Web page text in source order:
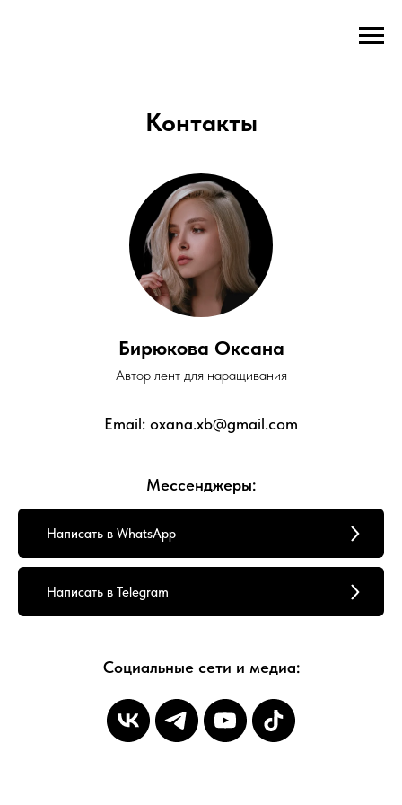
Контакты
Бирюкова Оксана
Автор лент для наращивания
Email: oxana.xb@gmail.com
Мессенджеры:
Написать в WhatsApp
Написать в Telegram
Социальные сети и медиа: